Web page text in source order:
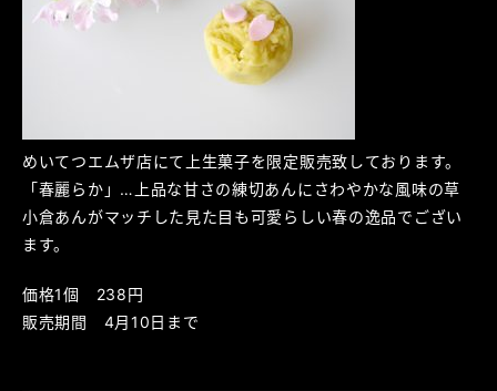
めいてつエムザ店にて上生菓子を限定販売致しております。
「春麗らか」…上品な甘さの練切あんにさわやかな風味の草
小倉あんがマッチした見た目も可愛らしい春の逸品でござい
ます。
価格1個 238円
販売期間 4月10日まで